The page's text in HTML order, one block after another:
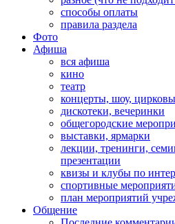
способы оплаты
правила раздела
Фото
Афиша
вся афиша
кино
театр
концерты, шоу,
дискотеки, вечеринки
общегородские
выставки, ярмарки
лекции, тренинги,
презентации
квизы и клубы по
спортивные
план мероприятий
Общение